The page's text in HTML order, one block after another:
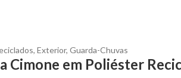
, Exterior, Guarda-Chuvas
Cimone em Poliéster